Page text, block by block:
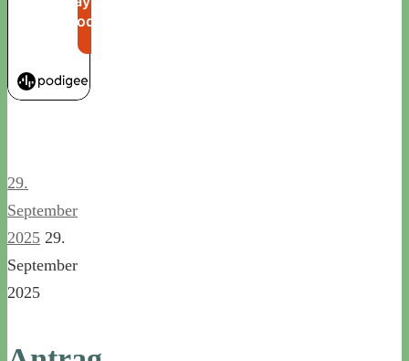
29.
September
2025 29.
September
2025